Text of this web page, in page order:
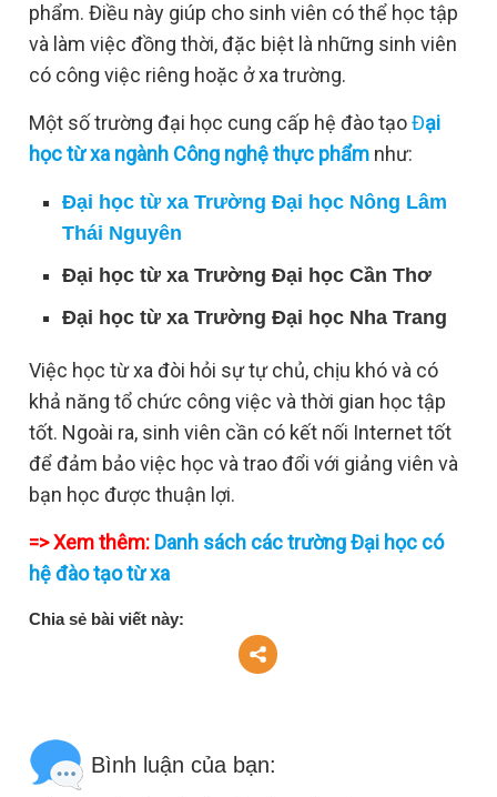
phẩm. Điều này giúp cho sinh viên có thể học tập
và làm việc đồng thời, đặc biệt là những sinh viên
có công việc riêng hoặc ở xa trường.
Một số trường đại học cung cấp hệ đào tạoĐại
học từ xa ngành Công nghệ thực phẩm như:
Đại học từ xa Trường Đại học Nông Lâm
Thái Nguyên
Đại học từ xa Trường Đại học Cần Thơ
Đại học từ xa Trường Đại học Nha Trang
Việc học từ xa đòi hỏi sự tự chủ, chịu khó và có
khả năng tổ chức công việc và thời gian học tập
tốt. Ngoài ra, sinh viên cần có kết nối Internet tốt
để đảm bảo việc học và trao đổi với giảng viên và
bạn học được thuận lợi.
=> Xem thêm: Danh sách các trường Đại học có
hệ đào tạo từ xa
Chia sẻ bài viết này:
Bình luận của bạn: